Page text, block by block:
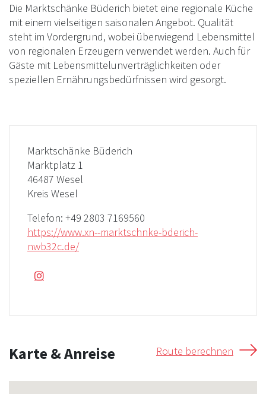
Die Marktschänke Büderich bietet eine regionale Küche
mit einem vielseitigen saisonalen Angebot. Qualität
steht im Vordergrund, wobei überwiegend Lebensmittel
von regionalen Erzeugern verwendet werden. Auch für
Gäste mit Lebensmittelunverträglichkeiten oder
speziellen Ernährungsbedürfnissen wird gesorgt.
Marktschänke Büderich
Marktplatz 1
46487 Wesel
Kreis Wesel
Telefon: +49 2803 7169560
https://www.xn--marktschnke-bderich-
nwb32c.de/
Karte & Anreise Route berechnen